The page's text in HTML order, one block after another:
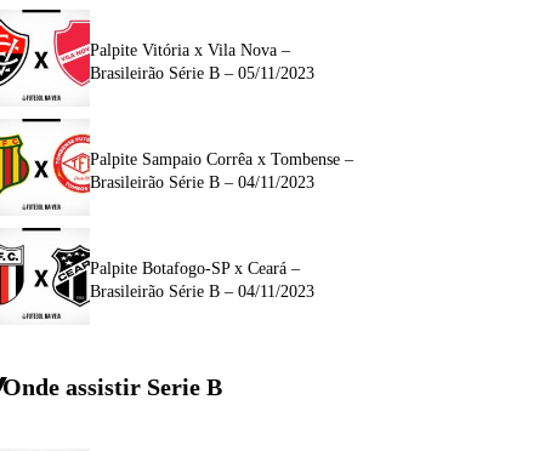
Palpite Vitória x Vila Nova –
Brasileirão Série B – 05/11/2023
Palpite Sampaio Corrêa x Tombense –
Brasileirão Série B – 04/11/2023
Palpite Botafogo-SP x Ceará –
Brasileirão Série B – 04/11/2023
Onde assistir Serie B